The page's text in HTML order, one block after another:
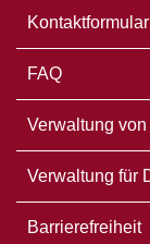
Kontaktformular
FAQ
Verwaltung für
Barrierefreiheit